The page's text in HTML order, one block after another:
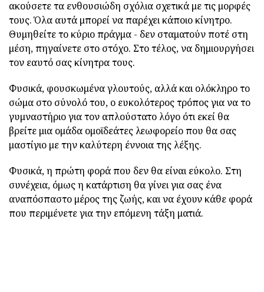
ακούσετε τα ενθουσιώδη σχόλια σχετικά με τις μορφές
τους. Όλα αυτά μπορεί να παρέχει κάποιο κίνητρο.
Θυμηθείτε το κύριο πράγμα - δεν σταματούν ποτέ στη
μέση, πηγαίνετε στο στόχο. Στο τέλος, να δημιουργήσει
τον εαυτό σας κίνητρα τους.
Φυσικά, φουσκωμένα γλουτούς, αλλά και ολόκληρο το
σώμα στο σύνολό του, ο ευκολότερος τρόπος για να το
γυμναστήριο για τον απλούστατο λόγο ότι εκεί θα
βρείτε μια ομάδα ομοϊδεάτες λεωφορείο που θα σας
μαστίγιο με την καλύτερη έννοια της λέξης.
Φυσικά, η πρώτη φορά που δεν θα είναι εύκολο. Στη
συνέχεια, όμως η κατάρτιση θα γίνει για σας ένα
αναπόσπαστο μέρος της ζωής, και να έχουν κάθε φορά
που περιμένετε για την επόμενη τάξη ματιά.